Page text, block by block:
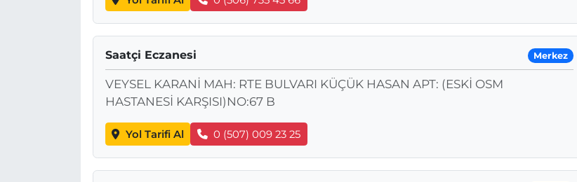
Saatçi Eczanesi Merkez
VEYSEL KARANİ MAH: RTE BULVARI KÜÇÜK HASAN APT: (ESKİ OSM
HASTANESİ KARŞISI)NO:67 B
Yol Tarifi Al 0 (507) 009 23 25